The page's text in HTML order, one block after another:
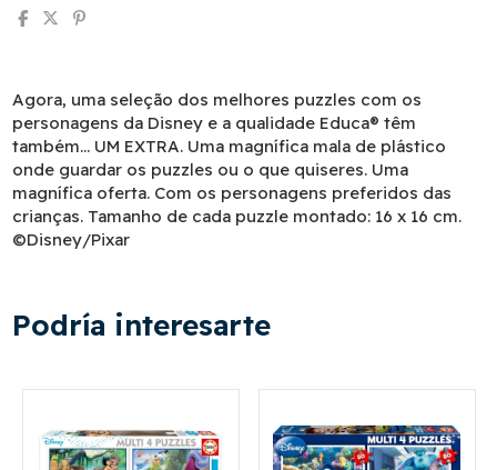
Agora, uma seleção dos melhores puzzles com os
personagens da Disney e a qualidade Educa® têm
também... UM EXTRA. Uma magnífica mala de plástico
onde guardar os puzzles ou o que quiseres. Uma
magnífica oferta. Com os personagens preferidos das
crianças. Tamanho de cada puzzle montado: 16 x 16 cm.
©Disney/Pixar
Podría interesarte